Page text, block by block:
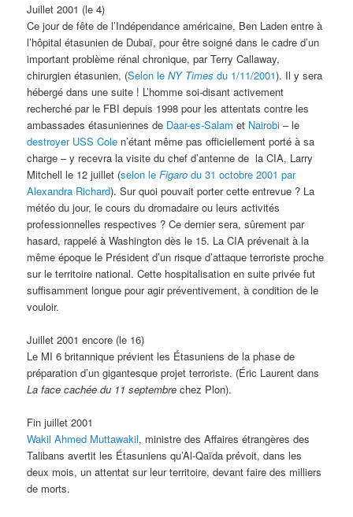
Juillet 2001 (le 4)
Ce jour de fête de l’Indépendance américaine, Ben Laden entre à
l’hôpital étasunien de Dubaï, pour être soigné dans le cadre d’un
important problème rénal chronique, par Terry Callaway,
chirurgien étasunien, (Selon leNY Times du 1/11/2001). Il y sera
hébergé dans une suite ! L’homme soi-disant activement
recherché par le FBI depuis 1998 pour les attentats contre les
ambassades étasuniennes de Daar-es-Salam et Nairobi – le
destroyer USS Cole n’étant même pas officiellement porté à sa
charge – y recevra la visite du chef d’antenne de la CIA, Larry
Mitchell le 12 juillet (selon leFigaro du 31 octobre 2001 par
Alexandra Richard). Sur quoi pouvait porter cette entrevue ? La
météo du jour, le cours du dromadaire ou leurs activités
professionnelles respectives ? Ce dernier sera, sûrement par
hasard, rappelé à Washington dès le 15. La CIA prévenait à la
même époque le Président d’un risque d’attaque terroriste proche
sur le territoire national. Cette hospitalisation en suite privée fut
suffisamment longue pour agir préventivement, à condition de le
vouloir.
Juillet 2001 encore (le 16)
Le MI 6 britannique prévient les Étasuniens de la phase de
préparation d’un gigantesque projet terroriste. (Éric Laurent dans
La face cachée du 11 septembre chez Plon).
Fin juillet 2001
Wakil Ahmed Muttawakil, ministre des Affaires étrangères des
Talibans avertit les Étasuniens qu’Al-Qaïda prévoit, dans les
deux mois, un attentat sur leur territoire, devant faire des milliers
de morts.